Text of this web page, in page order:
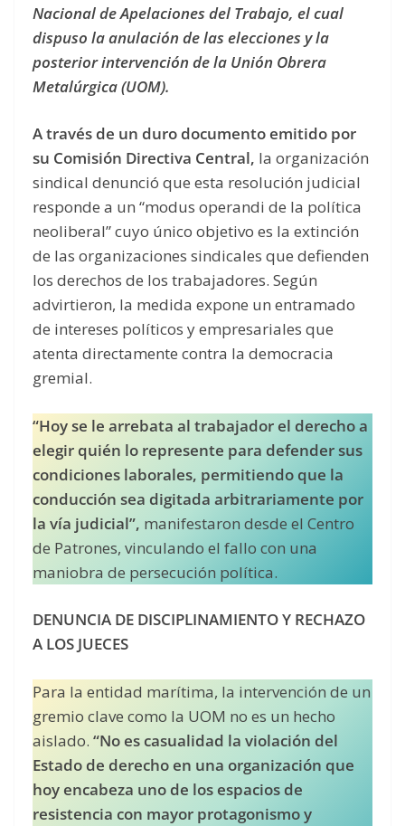
Nacional de Apelaciones del Trabajo, el cual
dispuso la anulación de las elecciones y la
posterior intervención de la Unión Obrera
Metalúrgica (UOM).
A través de un duro documento emitido por
su Comisión Directiva Central, la organización
sindical denunció que esta resolución judicial
responde a un “modus operandi de la política
neoliberal” cuyo único objetivo es la extinción
de las organizaciones sindicales que defienden
los derechos de los trabajadores. Según
advirtieron, la medida expone un entramado
de intereses políticos y empresariales que
atenta directamente contra la democracia
gremial.
“Hoy se le arrebata al trabajador el derecho a
elegir quién lo represente para defender sus
condiciones laborales, permitiendo que la
conducción sea digitada arbitrariamente por
la vía judicial”, manifestaron desde el Centro
de Patrones, vinculando el fallo con una
maniobra de persecución política.
DENUNCIA DE DISCIPLINAMIENTO Y RECHAZO
A LOS JUECES
Para la entidad marítima, la intervención de un
gremio clave como la UOM no es un hecho
aislado. “No es casualidad la violación del
Estado de derecho en una organización que
hoy encabeza uno de los espacios de
resistencia con mayor protagonismo y